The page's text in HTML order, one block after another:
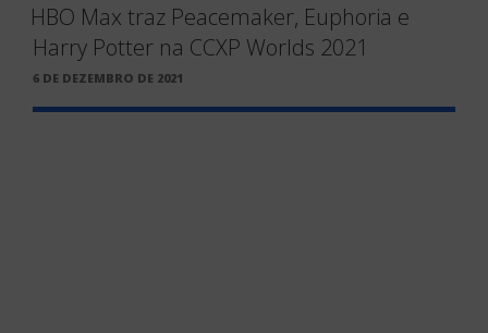
HBO Max traz Peacemaker, Euphoria e
Harry Potter na CCXP Worlds 2021
PUBLICADO
6 DE DEZEMBRO DE 2021